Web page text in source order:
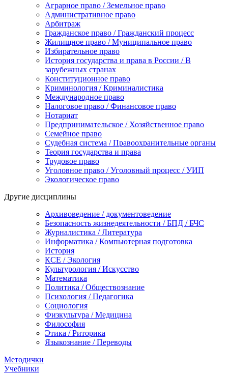
Аграрное право / Земельное право
Административное право
Арбитраж
Гражданское право / Гражданский процесс
Жилищное право / Муниципальное право
Избирательное право
История государства и права в России / В
зарубежных странах
Конституционное право
Криминология / Криминалистика
Международное право
Налоговое право / Финансовое право
Нотариат
Предпринимательское / Хозяйственное право
Семейное право
Судебная система / Правоохранительные органы
Теория государства и права
Трудовое право
Уголовное право / Уголовный процесс / УИП
Экологическое право
Другие дисциплины
Архивоведение / документоведение
Безопасность жизнедеятельности / БПД / БЧС
Журналистика / Литература
Информатика / Компьютерная подготовка
История
КСЕ / Экология
Культурология / Искусство
Математика
Политика / Обществознание
Психология / Педагогика
Социология
Физкультура / Медицина
Философия
Этика / Риторика
Языкознание / Переводы
Методички
Учебники